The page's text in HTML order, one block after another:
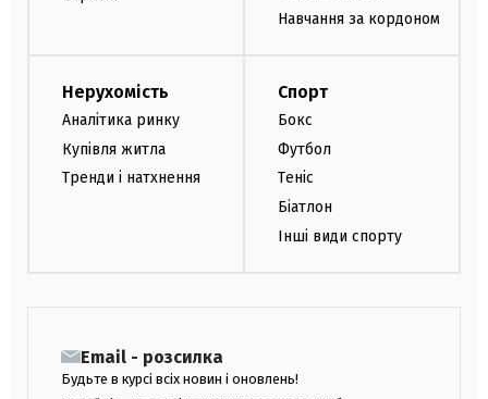
Навчання за кордоном
Нерухомість
Аналітика ринку
Купівля житла
Тренди і натхнення
Спорт
Бокс
Футбол
Теніс
Біатлон
Інші види спорту
Email - розсилка
Будьте в курсі всіх новин і оновлень!